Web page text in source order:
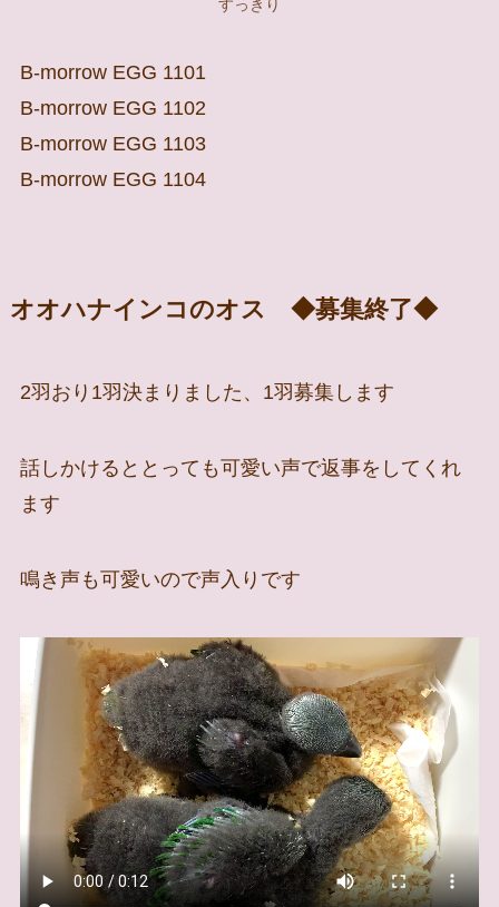
すっきり
B-morrow EGG 1101
B-morrow EGG 1102
B-morrow EGG 1103
B-morrow EGG 1104
オオハナインコのオス ◆募集終了◆
2羽おり1羽決まりました、1羽募集します
話しかけるととっても可愛い声で返事をしてくれ
ます
鳴き声も可愛いので声入りです